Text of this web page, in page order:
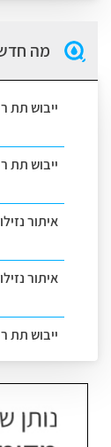
מה חדש
ייבוש תת
ייבוש תת
איתור
איתור
ייבוש תת